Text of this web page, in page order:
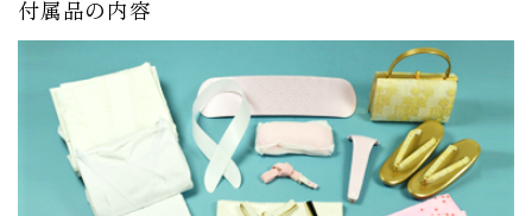
付属品の内容